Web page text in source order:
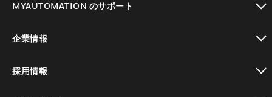
MYAUTOMATION のサポート
企業情報
採用情報